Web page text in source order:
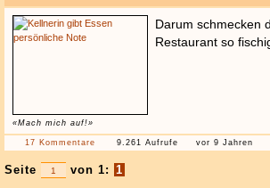
«Mach mich auf!»
Darum schmecken
Restaurant so
17 Kommentare 9.261 Aufrufe vor 9 Jahren
Seite von 1: 1